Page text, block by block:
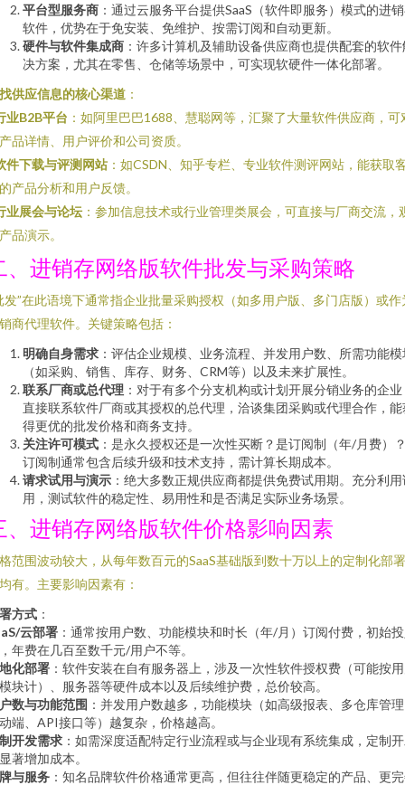
平台型服务商 ：通过云服务平台提供SaaS（软件即服务）模式的进
软件，优势在于免安装、免维护、按需订阅和自动更新。
硬件与软件集成商 ：许多计算机及辅助设备供应商也提供配套的软
决方案，尤其在零售、仓储等场景中，可实现软硬件一体化部署。
供应信息的核心渠道 ：
业B2B平台 ：如阿里巴巴1688、慧聪网等，汇聚了大量软件供应商，可
品详情、用户评价和公司资质。
件下载与评测网站 ：如CSDN、知乎专栏、专业软件测评网站，能获取
产品分析和用户反馈。
业展会与论坛 ：参加信息技术或行业管理类展会，可直接与厂商交流，
品演示。
、进销存网络版软件批发与采购策略
发”在此语境下通常指企业批量采购授权（如多用户版、多门店版）或作
商代理软件。关键策略包括：
明确自身需求 ：评估企业规模、业务流程、并发用户数、所需功能模
（如采购、销售、库存、财务、CRM等）以及未来扩展性。
联系厂商或总代理 ：对于有多个分支机构或计划开展分销业务的企
直接联系软件厂商或其授权的总代理，洽谈集团采购或代理合作，能
得更优的批发价格和商务支持。
关注许可模式 ：是永久授权还是一次性买断？是订阅制（年/月费）
订阅制通常包含后续升级和技术支持，需计算长期成本。
请求试用与演示 ：绝大多数正规供应商都提供免费试用期。充分利用
用，测试软件的稳定性、易用性和是否满足实际业务场景。
、进销存网络版软件价格影响因素
范围波动较大，从每年数百元的SaaS基础版到数十万以上的定制化部
有。主要影响因素有：
方式 ：
云部署 ：通常按用户数、功能模块和时长（年/月）订阅付费，初始
年费在几百至数千元/用户不等。
化部署 ：软件安装在自有服务器上，涉及一次性软件授权费（可能按
块计）、服务器等硬件成本以及后续维护费，总价较高。
数与功能范围 ：并发用户数越多，功能模块（如高级报表、多仓库管
端、API接口等）越复杂，价格越高。
开发需求 ：如需深度适配特定行业流程或与企业现有系统集成，定制
著增加成本。
与服务 ：知名品牌软件价格通常更高，但往往伴随更稳定的产品、更